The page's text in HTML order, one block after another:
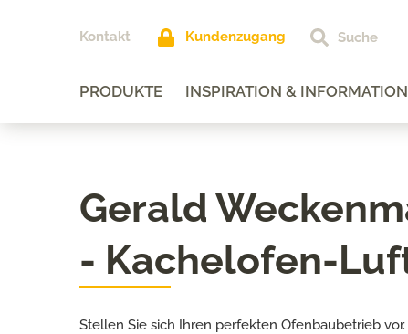
Kontakt Kundenzugang
PRODUKTE INSPIRATION & INFORMATION
Gerald
- Kachelofen-
Stellen Sie sich Ihren perfekten Ofenbaubetrieb vor.